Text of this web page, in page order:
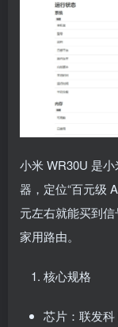
小米 WR30U 是
器，定位“百元级
元左右就能买到
家用路由。
核心规格
芯片：联发